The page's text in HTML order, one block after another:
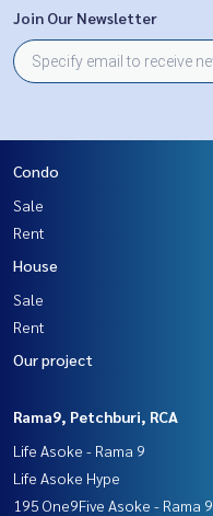
Join Our Newsletter
Condo
Sale
Rent
House
Sale
Rent
Our project
Rama9, Petchburi, RCA
Life Asoke - Rama 9
Life Asoke Hype
195 One9Five Asoke - Rama 9